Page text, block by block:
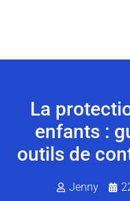
La
enfants :
outils de
Jenny